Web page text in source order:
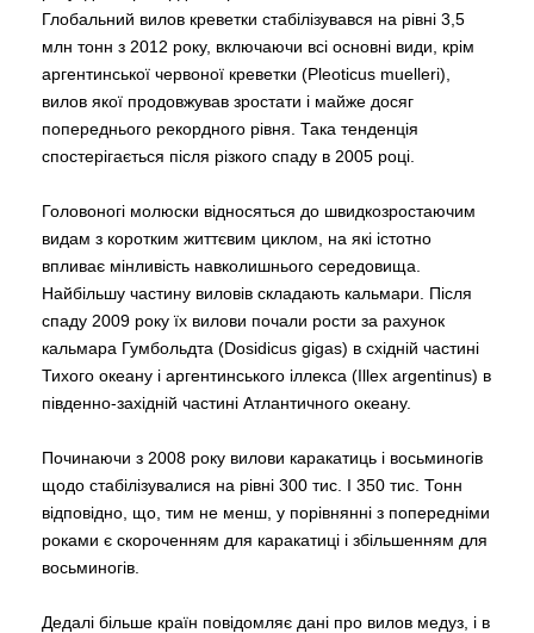
Глобальний вилов креветки стабілізувався на рівні 3,5
млн тонн з 2012 року, включаючи всі основні види, крім
аргентинської червоної креветки (Pleoticus muelleri),
вилов якої продовжував зростати і майже досяг
попереднього рекордного рівня. Така тенденція
спостерігається після різкого спаду в 2005 році.
Головоногі молюски відносяться до швидкозростаючим
видам з коротким життєвим циклом, на які істотно
впливає мінливість навколишнього середовища.
Найбільшу частину виловів складають кальмари. Після
спаду 2009 року їх вилови почали рости за рахунок
кальмара Гумбольдта (Dosidicus gigas) в східній частині
Тихого океану і аргентинського іллекса (Illex argentinus) в
південно-західній частині Атлантичного океану.
Починаючи з 2008 року вилови каракатиць і восьминогів
щодо стабілізувалися на рівні 300 тис. І 350 тис. Тонн
відповідно, що, тим не менш, у порівнянні з попередніми
роками є скороченням для каракатиці і збільшенням для
восьминогів.
Дедалі більше країн повідомляє дані про вилов медуз, і в